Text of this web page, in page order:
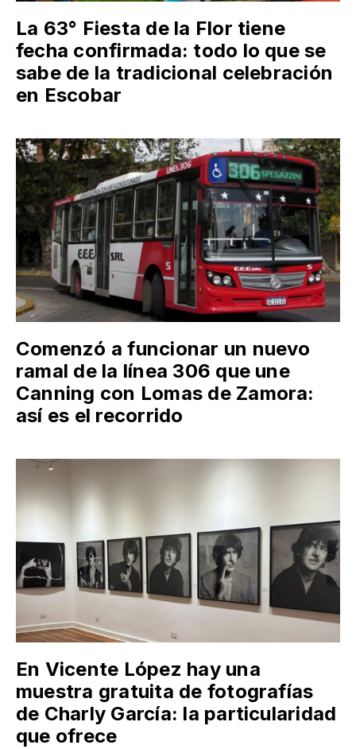
La 63° Fiesta de la Flor tiene
fecha confirmada: todo lo que se
sabe de la tradicional celebración
en Escobar
Comenzó a funcionar un nuevo
ramal de la línea 306 que une
Canning con Lomas de Zamora:
así es el recorrido
En Vicente López hay una
muestra gratuita de fotografías
de Charly García: la particularidad
que ofrece